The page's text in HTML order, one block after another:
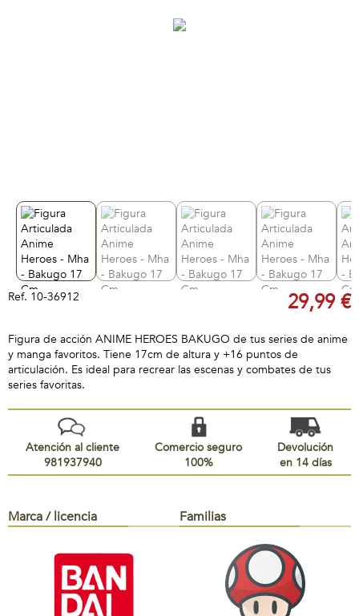
Ref. 10-36912 29,99 €
Figura de acción ANIME HEROES BAKUGO de tus series de anime
y manga favoritos. Tiene 17cm de altura y +16 puntos de
articulación. Es ideal para recrear las escenas y combates de tus
series favoritas.
Atención al cliente
981937940
Comercio seguro
100%
Devolución
en 14 días
Marca / licencia Familias